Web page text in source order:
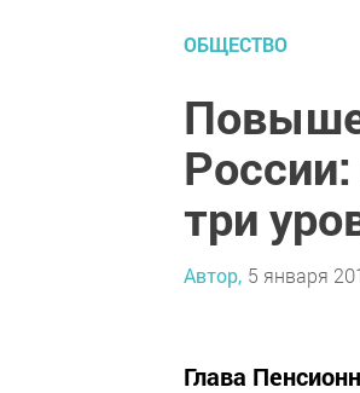
ОБЩЕСТВО
три
Автор, 5 января
Глава